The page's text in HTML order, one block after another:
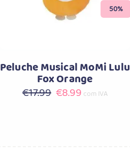
50%
Peluche Musical MoMi Lulu
Fox Orange
€17.99 O
€8.99Ocom IVA